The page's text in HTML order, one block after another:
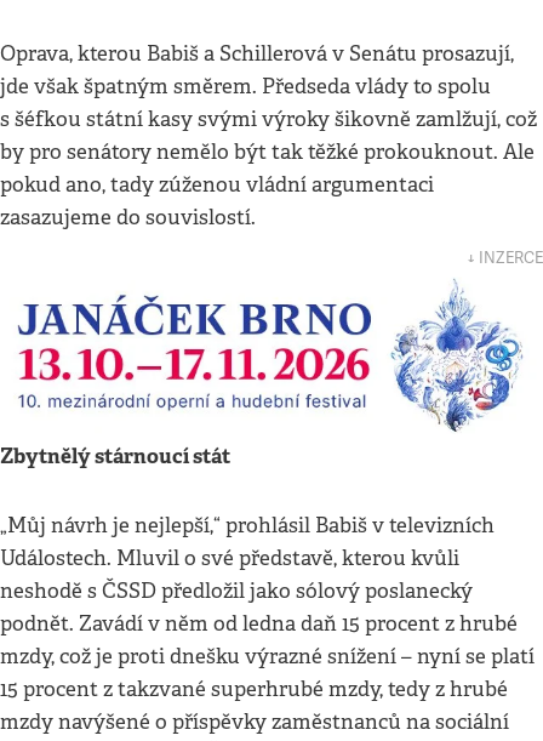
Oprava, kterou Babiš a Schillerová v Senátu prosazují,
jde však špatným směrem. Předseda vlády to spolu
s šéfkou státní kasy svými výroky šikovně zamlžují, což
by pro senátory nemělo být tak těžké prokouknout. Ale
pokud ano, tady zúženou vládní argumentaci
zasazujeme do souvislostí.
↓ INZERCE
Zbytnělý stárnoucí stát
„Můj návrh je nejlepší,“ prohlásil Babiš v televizních
Událostech. Mluvil o své představě, kterou kvůli
neshodě s ČSSD předložil jako sólový poslanecký
podnět. Zavádí v něm od ledna daň 15 procent z hrubé
mzdy, což je proti dnešku výrazné snížení – nyní se platí
15 procent z takzvané superhrubé mzdy, tedy z hrubé
mzdy navýšené o příspěvky zaměstnanců na sociální